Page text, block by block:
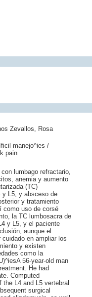
Zevallos, Rosa
manejo^ies /
pain
lumbago refractario,
anemia y aumento
(TC)
y L5, y absceso de
y tratamiento
como uso de corsé
la TC lumbosacra de
y L5, y el paciente
aunque el
en ampliar los
y existen
como la
56-year-old man
He had
Computed
L4 and L5 vertebral
surgical